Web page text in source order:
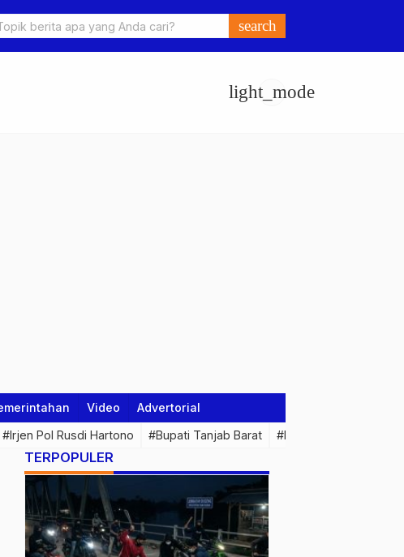
Tebo Ungkap Kasus Pengeroyokan dan Penganiayaan, Dua Pelaku
di Sumay Ditahan
search
light_mode
Video Advertorial
#Irjen Pol Rusdi Hartono #Bupati Tanjab Barat #Pemprov Jambi
TERPOPULER